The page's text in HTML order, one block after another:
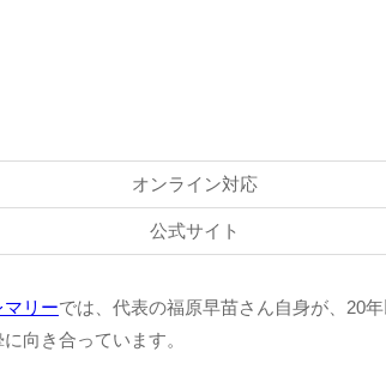
オンライン対応
公式サイト
マリーでは、代表の福原早苗さん自身が、20
向き合っています。